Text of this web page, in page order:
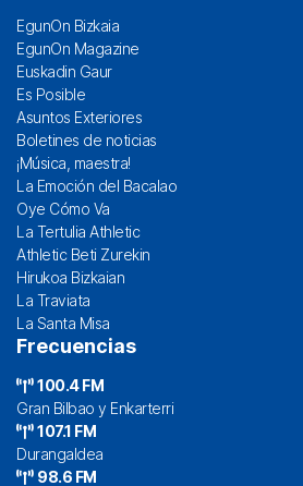
EgunOn Bizkaia
EgunOn Magazine
Euskadin Gaur
Es Posible
Asuntos Exteriores
Boletines de noticias
¡Música, maestra!
La Emoción del Bacalao
Oye Cómo Va
La Tertulia Athletic
Athletic Beti Zurekin
Hirukoa Bizkaian
La Traviata
La Santa Misa
Frecuencias
100.4 FM
Gran Bilbao y Enkarterri
107.1 FM
Durangaldea
98.6 FM